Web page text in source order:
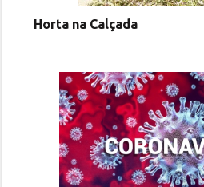
Horta na Calçada